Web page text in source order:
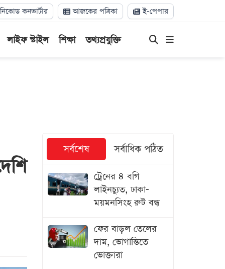
কনভার্টার আজকের পত্রিকা ই-পেপার
লাইফ স্টাইল শিক্ষা তথ্যপ্রযুক্তি
সর্বশেষ সর্বাধিক পঠিত
ট্রেনের ৪ বগি
লাইনচ্যুত, ঢাকা-
ময়মনসিংহ রুট বন্ধ
ফের বাড়ল তেলের
দাম, ভোগান্তিতে
ভোক্তারা